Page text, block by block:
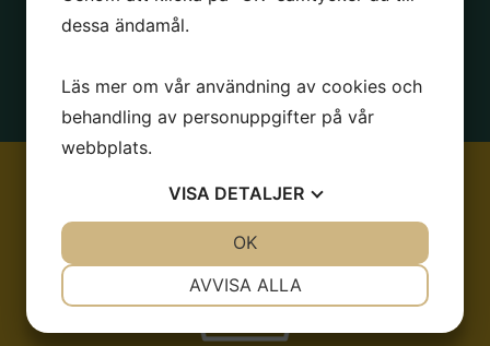
dessa ändamål.
Läs mer om vår användning av cookies och
behandling av personuppgifter på vår
webbplats.
VISA DETALJER
AVVISA ALLA
OK